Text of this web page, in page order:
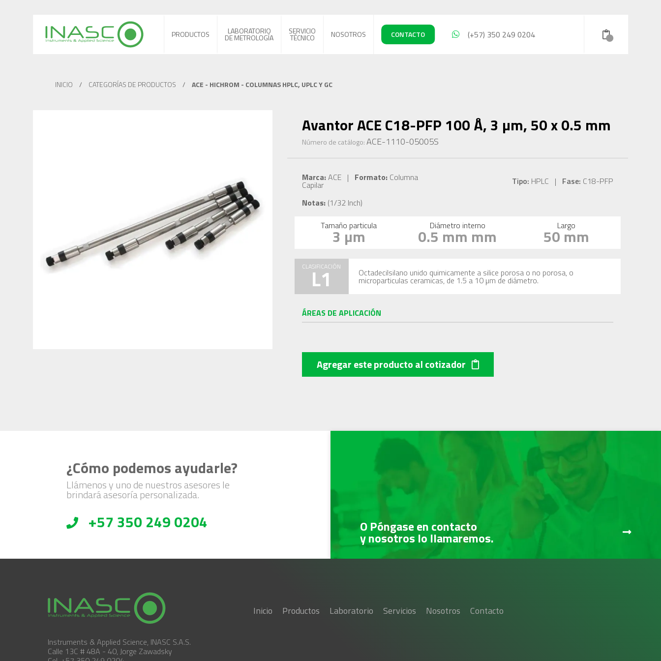
PRODUCTOS LABORATORIO
DE METROLOGÍA
SERVICIO
TÉCNICO NOSOTROS CONTACTO (+57) 350 249 0204
INICIO / CATEGORÍAS DE PRODUCTOS / ACE - HICHROM - COLUMNAS HPLC, UPLC Y GC
Avantor ACE C18-PFP 100 Å, 3 µm, 50 x 0.5 mm
Número de catálogo:ACE-1110-05005S
Marca:ACE | Formato:Columna
Capilar Tipo: HPLC | Fase: C18-PFP
Notas:(1/32 Inch)
Tamaño particula
3 µm Diámetro interno
0.5 mm mm Largo
50 mm
CLASIFICACIÓN
L1 Octadecilsilano unido quimicamente a silice porosa o no porosa, o
microparticulas ceramicas, de 1.5 a 10 µm de diámetro.
ÁREAS DE APLICACIÓN
Agregar este productoal cotizador
¿Cómo podemos ayudarle?
Llámenos y uno de nuestros asesores le
brindará asesoría personalizada.
+57 350 249 0204 O Póngase en contacto
y nosotros lo llamaremos.
Instruments & Applied Science, INASC S.A.S.
Calle 13C # 48A - 40, Jorge Zawadsky
Inicio Productos Laboratorio Servicios Nosotros Contacto